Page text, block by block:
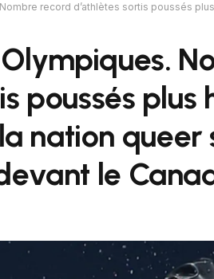
record d’athlètes sortis poussés
poussés plus
nation queer
le